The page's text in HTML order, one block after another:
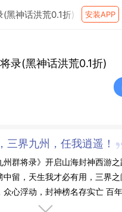
(黑神话洪荒0.1折) 安装APP
录(黑神话洪荒0.1折)
三界九州，任我逍遥！
州群将录》开启山海封神西游
中留，天生我才必有用，三界
心浮动，封神榜名存实亡 百
能给予众生极乐。 天罡涣散，异